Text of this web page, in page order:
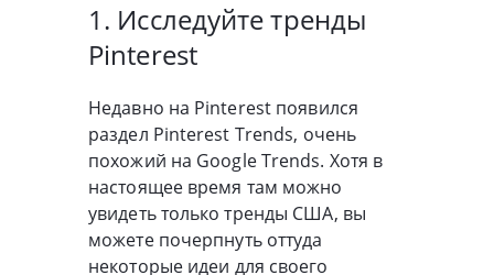
1. Исследуйте тренды
Pinterest
Недавно на Pinterest появился
раздел Pinterest Trends, очень
похожий на Google Trends. Хотя в
настоящее время там можно
увидеть только тренды США, вы
можете почерпнуть оттуда
некоторые идеи для своего